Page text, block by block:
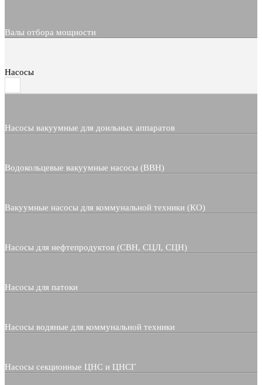
Валы отбора мощности
Насосы
Насосы вакуумные для доильных аппаратов
Водокольцевые вакуумные насосы (ВВН)
Вакуумные насосы для коммунальной техники (КО)
Насосы для нефтепродуктов (СВН, СЦЛ, СЦН)
Насосы для патоки
Насосы водяные для коммунальной техники
Насосы секционные ЦНС и ЦНСГ